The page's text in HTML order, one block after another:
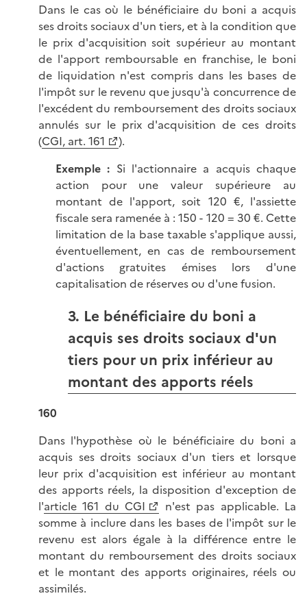
Dans le cas où le bénéficiaire du boni a acquis
ses droits sociaux d'un tiers, et à la condition que
le prix d'acquisition soit supérieur au montant
de l'apport remboursable en franchise, le boni
de liquidation n'est compris dans les bases de
l'impôt sur le revenu que jusqu'à concurrence de
l'excédent du remboursement des droits sociaux
annulés sur le prix d'acquisition de ces droits
(CGI, art. 161
).
Exemple : Si l'actionnaire a acquis chaque
action pour une valeur supérieure au
montant de l'apport, soit 120 €, l'assiette
fiscale sera ramenée à : 150 - 120 = 30 €. Cette
limitation de la base taxable s'applique aussi,
éventuellement, en cas de remboursement
d'actions gratuites émises lors d'une
capitalisation de réserves ou d'une fusion.
3. Le bénéficiaire du boni a
acquis ses droits sociaux d'un
tiers pour un prix inférieur au
montant des apports réels
160
Dans l'hypothèse où le bénéficiaire du boni a
acquis ses droits sociaux d'un tiers et lorsque
leur prix d'acquisition est inférieur au montant
des apports réels, la disposition d'exception de
l'article 161 du CGI
n'est pas applicable. La
somme à inclure dans les bases de l'impôt sur le
revenu est alors égale à la différence entre le
montant du remboursement des droits sociaux
et le montant des apports originaires, réels ou
assimilés.